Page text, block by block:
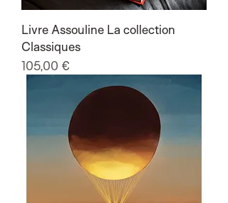
Livre Assouline La collection
Classiques
Prix
105,00 €